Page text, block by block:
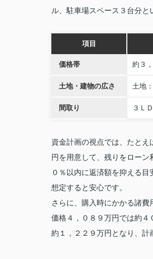
ル、駐車場スペース３台分と
項目
価格帯 約３
土地・建物の広さ 土地
間取り ３Ｌ
資金計画の視点では、たと
円を用意して、残りをロー
０％以内に返済額を抑える
想定すると安心です。
さらに、購入時にかかる諸
価格４，０８９万円では約
約１，２２９万円となり、計